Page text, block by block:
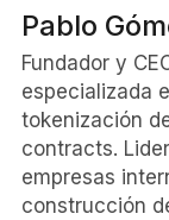
Pablo
Fundador y
especializada
tokenización
contracts.
empresas
construcción